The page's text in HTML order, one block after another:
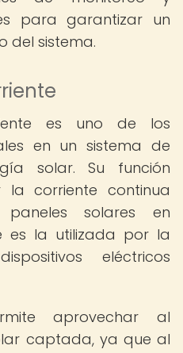
para garantizar un
del sistema.
es uno de los
en un sistema de
solar. Su función
la corriente continua
solares en
es la utilizada por la
eléctricos
aprovechar al
captada, ya que al